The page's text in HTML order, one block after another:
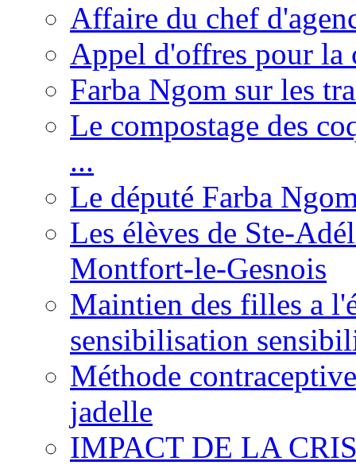
Affaire du chef
Appel d'offres pour la
Farba Ngom sur les
Le compostage des
...
Le député Farba
Les élèves de Ste-
Montfort-le-Gesnois
Maintien des filles a
sensibilisation
Méthode
jadelle
IMPACT DE LA